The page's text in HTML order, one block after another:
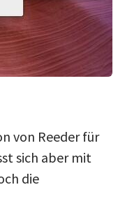
von Reeder für
sich aber mit
die